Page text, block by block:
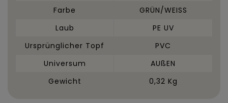
Farbe
GRÜN/WEISS
Laub
PE UV
Ursprünglicher Topf
PVC
Universum
AUßEN
Gewicht
0,32 Kg